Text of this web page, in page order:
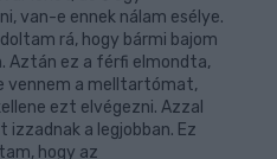
van-e ennek nálam esélye.
rá, hogy bármi bajom
Aztán ez a férfi elmondta,
vennem a melltartómat,
ezt elvégezni. Azzal
a legjobban. Ez
hogy az